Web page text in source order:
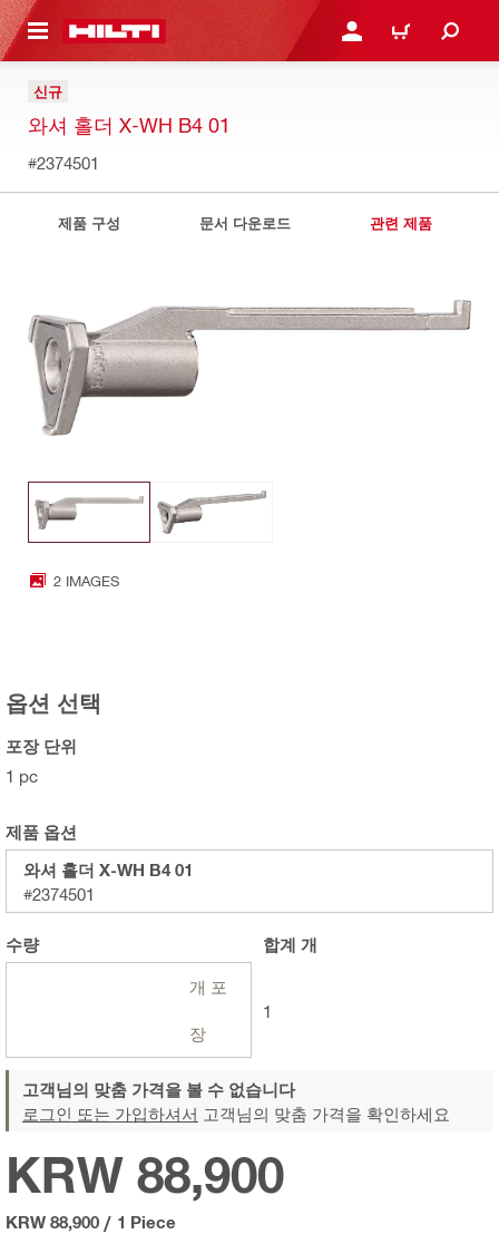
으로 건너뛰기 로그인 또는 회원가입
장바구니
신규
와셔 홀더 X-WH B4 01
#2374501
제품 구성 문서 다운로드 관련 제품
2 IMAGES
옵션 선택
포장 단위
1 pc
제품 옵션
와셔 홀더 X-WH B4 01
#2374501
수량
개 포
장
합계 개
1
고객님의 맞춤 가격을 볼 수 없습니다
로그인 또는 가입하셔서 고객님의 맞춤 가격을 확인하세요
KRW 88,900
KRW 88,900 / 1 Piece